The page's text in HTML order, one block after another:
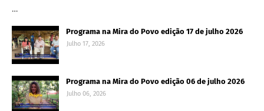
…
Programa na Mira do Povo edição 17 de julho 2026
Julho 17, 2026
Programa na Mira do Povo edição 06 de julho 2026
Julho 06, 2026